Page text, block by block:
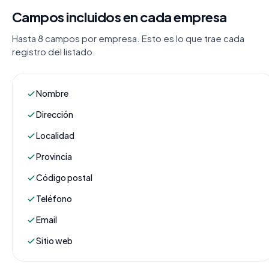
Campos incluidos en cada empresa
Hasta 8 campos por empresa. Esto es lo que trae cada
registro del listado.
Nombre
Dirección
Localidad
Provincia
Código postal
Teléfono
Email
Sitio web